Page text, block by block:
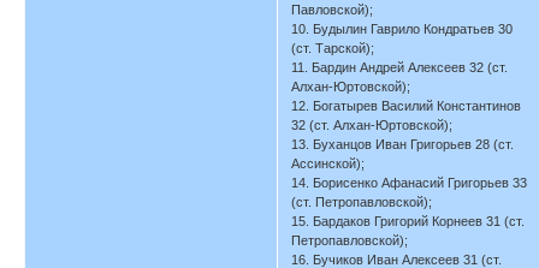
Павловской);
10. Будылин Гаврило Кондратьев 30
(ст. Тарской);
11. Бардин Андрей Алексеев 32 (ст.
Алхан-Юртовской);
12. Богатырев Василий Константинов
32 (ст. Алхан-Юртовской);
13. Буханцов Иван Григорьев 28 (ст.
Ассинской);
14. Борисенко Афанасий Григорьев 33
(ст. Петропавловской);
15. Бардаков Григорий Корнеев 31 (ст.
Петропавловской);
16. Бучиков Иван Алексеев 31 (ст.